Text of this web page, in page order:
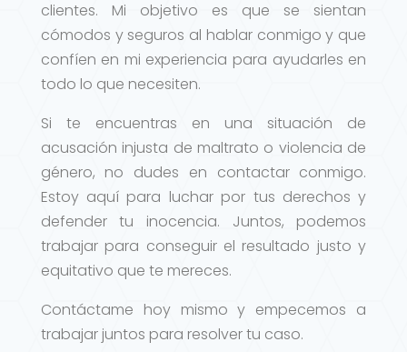
clientes. Mi objetivo es que se sientan
cómodos y seguros al hablar conmigo y que
confíen en mi experiencia para ayudarles en
todo lo que necesiten.
Si te encuentras en una situación de
acusación injusta de maltrato o violencia de
género, no dudes en contactar conmigo.
Estoy aquí para luchar por tus derechos y
defender tu inocencia. Juntos, podemos
trabajar para conseguir el resultado justo y
equitativo que te mereces.
Contáctame hoy mismo y empecemos a
trabajar juntos para resolver tu caso.